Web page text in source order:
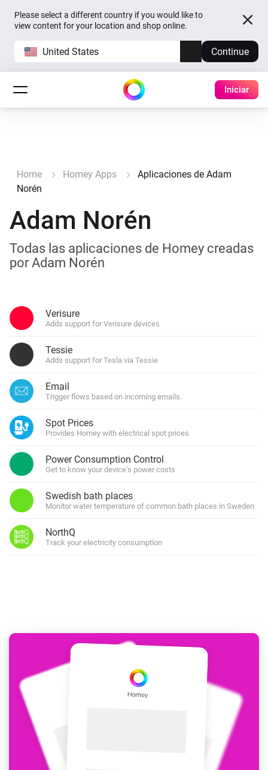
Please select a different country if you would like to
view content for your location and shop online.
United States Continue
Iniciar
Home Homey Apps
Aplicaciones de Adam
Norén
Adam Norén
Todas las aplicaciones de Homey creadas
por Adam Norén
Verisure
Adds support for Verisure devices
Tessie
Adds support for Tesla via Tessie
Email
Trigger flows based on incoming emails.
Spot Prices
Provides Homey with electrical spot prices
Power Consumption Control
Get to know your device's power costs
Swedish bath places
Monitor water temperature of common bath places in Sweden
NorthQ
Track your electricity consumption